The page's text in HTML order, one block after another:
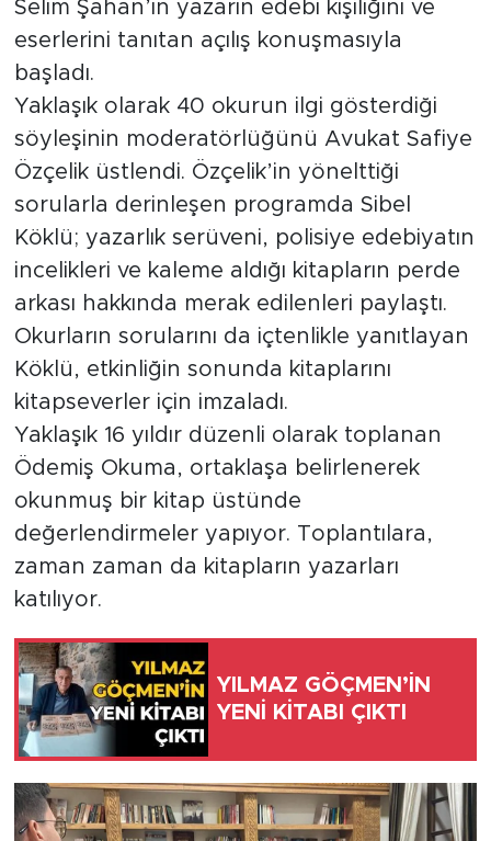
Selim Şahan’ın yazarın edebi kişiliğini ve
eserlerini tanıtan açılış konuşmasıyla
başladı.
Yaklaşık olarak 40 okurun ilgi gösterdiği
söyleşinin moderatörlüğünü Avukat Safiye
Özçelik üstlendi. Özçelik’in yönelttiği
sorularla derinleşen programda Sibel
Köklü; yazarlık serüveni, polisiye edebiyatın
incelikleri ve kaleme aldığı kitapların perde
arkası hakkında merak edilenleri paylaştı.
Okurların sorularını da içtenlikle yanıtlayan
Köklü, etkinliğin sonunda kitaplarını
kitapseverler için imzaladı.
Yaklaşık 16 yıldır düzenli olarak toplanan
Ödemiş Okuma, ortaklaşa belirlenerek
okunmuş bir kitap üstünde
değerlendirmeler yapıyor. Toplantılara,
zaman zaman da kitapların yazarları
katılıyor.
YILMAZ GÖÇMEN’İN
YENİ KİTABI ÇIKTI